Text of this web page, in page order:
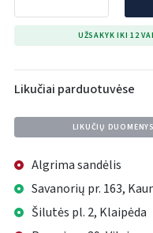
UŽSAKYK IKI 12
Likučiai parduotuvėse
LIKUČIŲ
Algrima sandėlis
Savanorių pr. 163,
Šilutės pl. 2, Klaipėda